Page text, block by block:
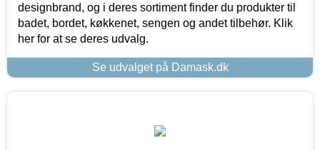
designbrand, og i deres sortiment finder du produkter til
badet, bordet, køkkenet, sengen og andet tilbehør. Klik
her for at se deres udvalg.
Se udvalget på Damask.dk